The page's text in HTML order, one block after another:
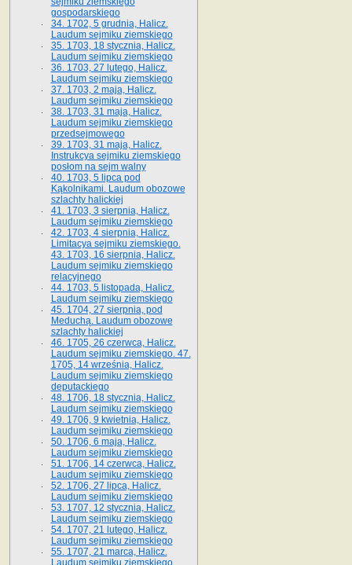
gospodarskiego
34. 1702, 5 grudnia, Halicz.
Laudum sejmiku ziemskiego
35. 1703, 18 stycznia, Halicz.
Laudum sejmiku ziemskiego
36. 1703, 27 lutego, Halicz.
Laudum sejmiku ziemskiego
37. 1703, 2 maja, Halicz.
Laudum sejmiku ziemskiego
38. 1703, 31 maja, Halicz.
Laudum sejmiku ziemskiego
przedsejmowego
39. 1703, 31 maja, Halicz.
Instrukcya sejmiku ziemskiego
posłom na sejm walny
40. 1703, 5 lipca pod
Kąkolnikami. Laudum obozowe
szlachty halickiej
41­. 1703, 3 sierpnia, Halicz.
Laudum sejmiku ziemskiego
42. 1703, 4 sierpnia, Halicz.
Limitacya sejmiku ziemskiego.
43. 1703, 16 sierpnia, Halicz.
Laudum sejmiku ziemskiego
relacyjnego
44. 1703, 5 listopada, Halicz.
Laudum sejmiku ziemskiego
45. 1704, 27 sierpnia, pod
Meduchą. Laudum obozowe
szlachty halickiej
46. 1705, 26 czerwca, Halicz.
Laudum sejmiku ziemskiego. 47.
1705, 14 września, Halicz.
Laudum sejmiku ziemskiego
deputackiego
48. 1706, 18 stycznia, Halicz.
Laudum sejmiku ziemskiego
49. 1706, 9 kwietnia, Halicz.
Laudum sejmiku ziemskiego
50. 1706, 6 maja, Halicz.
Laudum sejmiku ziemskiego
51. 1706, 14 czerwca, Halicz.
Laudum sejmiku ziemskiego
52. 1706, 27 lipca, Halicz.
Laudum sejmiku ziemskiego
53. 1707, 12 stycznia, Halicz.
Laudum sejmiku ziemskiego
54. 1707, 21 lutego, Halicz.
Laudum sejmiku ziemskiego
55. 1707, 21 marca, Halicz.
Laudum sejmiku ziemskiego